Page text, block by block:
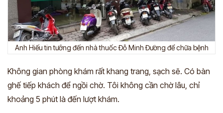
Anh Hiếu tin tưởng đến nhà thuốc Đỗ Minh Đường để chữa bệnh
Không gian phòng khám rất khang trang, sạch sẽ. Có bàn
ghế tiếp khách để ngồi chờ. Tôi không cần chờ lâu, chỉ
khoảng 5 phút là đến lượt khám.